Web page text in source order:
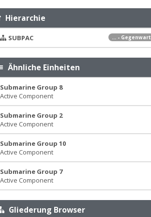
Hierarchie
... - Gegenwart
SUBPAC
Ähnliche Einheiten
Submarine Group 8
Active Component
Submarine Group 2
Active Component
Submarine Group 10
Active Component
Submarine Group 7
Active Component
Gliederung Browser